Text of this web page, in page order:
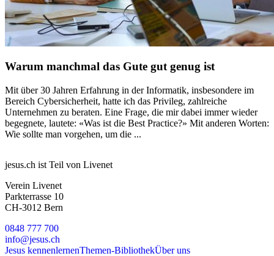
Warum manchmal das Gute gut genug ist
Mit über 30 Jahren Erfahrung in der Informatik, insbesondere im
Bereich Cybersicherheit, hatte ich das Privileg, zahlreiche
Unternehmen zu beraten. Eine Frage, die mir dabei immer wieder
begegnete, lautete: «Was ist die Best Practice?» Mit anderen Worten:
Wie sollte man vorgehen, um die ...
jesus.ch ist Teil von Livenet
Verein Livenet
Parkterrasse 10
CH-3012 Bern
0848 777 700
info@jesus.ch
Jesus kennenlernenThemen-BibliothekÜber uns